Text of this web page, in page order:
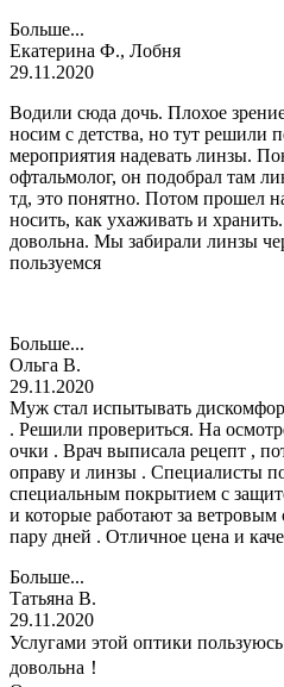
Больше...
Екатерина Ф., Лобня
29.11.2020
Водили сюда дочь. Плохое
носим с детства, но тут решили
мероприятия надевать линзы.
офтальмолог, он подобрал там
тд, это понятно. Потом прошел
носить, как ухаживать и
довольна. Мы забирали линзы
пользуемся
Больше...
Ольга В.
29.11.2020
Муж стал испытывать
. Решили провериться. На
очки . Врач выписала рецепт ,
оправу и линзы . Специалисты
специальным покрытием с
и которые работают за ветровым
пару дней . Отличное цена и
Больше...
Татьяна В.
29.11.2020
Услугами этой оптики
довольна！